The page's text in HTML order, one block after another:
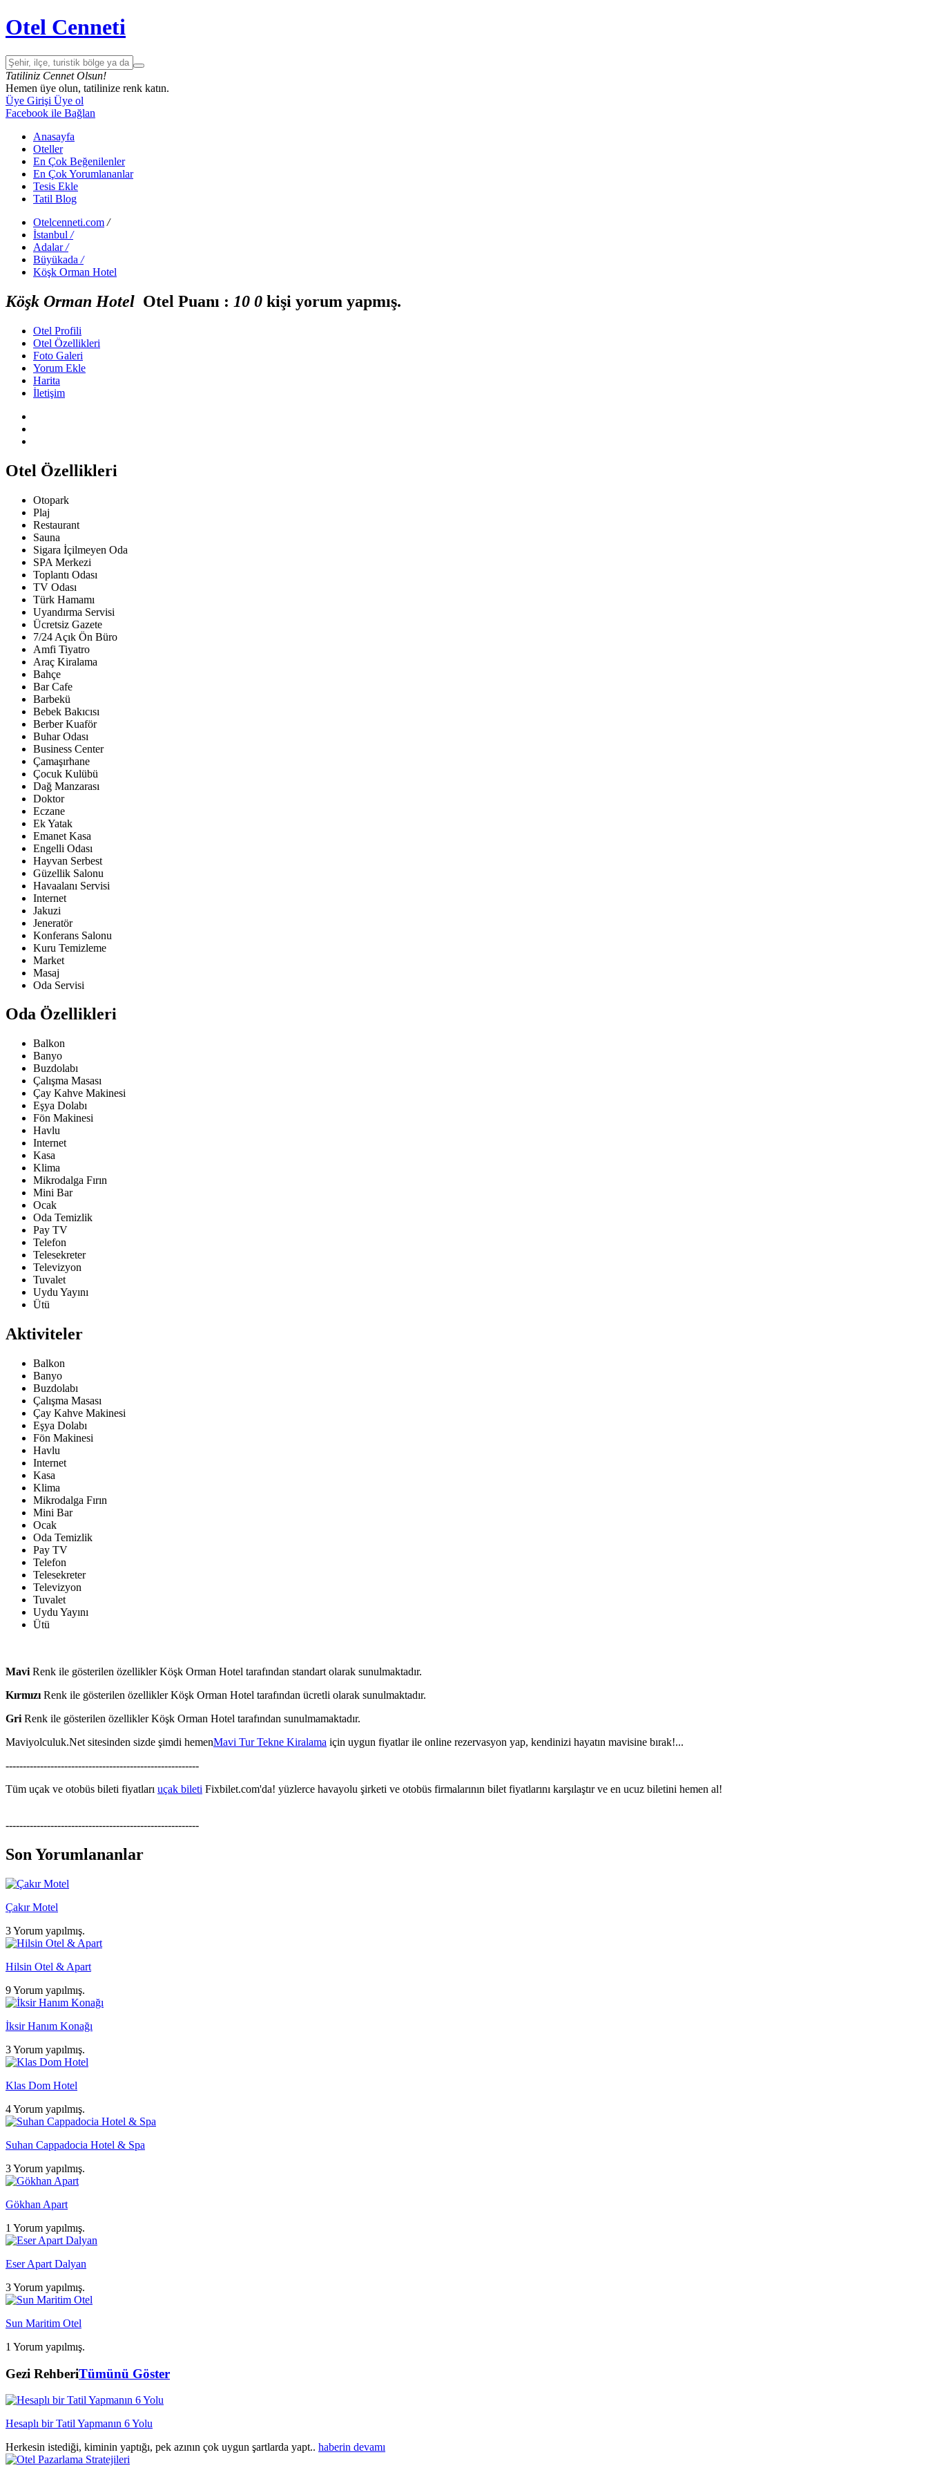
Otel Cenneti
Tatiliniz Cennet Olsun!
Hemen üye olun, tatilinize renk katın.
Üye Girişi Üye ol
Facebook ile Bağlan
Anasayfa
Oteller
En Çok Beğenilenler
En Çok Yorumlananlar
Tesis Ekle
Tatil Blog
Otelcenneti.com /
İstanbul /
Adalar /
Büyükada /
Köşk Orman Hotel
Köşk Orman Hotel Otel Puanı : 10 0 kişi yorum yapmış.
Otel Profili
Otel Özellikleri
Foto Galeri
Yorum Ekle
Harita
İletişim
Otel Özellikleri
Otopark
Plaj
Restaurant
Sauna
Sigara İçilmeyen Oda
SPA Merkezi
Toplantı Odası
TV Odası
Türk Hamamı
Uyandırma Servisi
Ücretsiz Gazete
7/24 Açık Ön Büro
Amfi Tiyatro
Araç Kiralama
Bahçe
Bar Cafe
Barbekü
Bebek Bakıcısı
Berber Kuaför
Buhar Odası
Business Center
Çamaşırhane
Çocuk Kulübü
Dağ Manzarası
Doktor
Eczane
Ek Yatak
Emanet Kasa
Engelli Odası
Hayvan Serbest
Güzellik Salonu
Havaalanı Servisi
Internet
Jakuzi
Jeneratör
Konferans Salonu
Kuru Temizleme
Market
Masaj
Oda Servisi
Oda Özellikleri
Balkon
Banyo
Buzdolabı
Çalışma Masası
Çay Kahve Makinesi
Eşya Dolabı
Fön Makinesi
Havlu
Internet
Kasa
Klima
Mikrodalga Fırın
Mini Bar
Ocak
Oda Temizlik
Pay TV
Telefon
Telesekreter
Televizyon
Tuvalet
Uydu Yayını
Ütü
Aktiviteler
Balkon
Banyo
Buzdolabı
Çalışma Masası
Çay Kahve Makinesi
Eşya Dolabı
Fön Makinesi
Havlu
Internet
Kasa
Klima
Mikrodalga Fırın
Mini Bar
Ocak
Oda Temizlik
Pay TV
Telefon
Telesekreter
Televizyon
Tuvalet
Uydu Yayını
Ütü
Mavi Renk ile gösterilen özellikler Köşk Orman Hotel tarafından standart olarak sunulmaktadır.
Kırmızı Renk ile gösterilen özellikler Köşk Orman Hotel tarafından ücretli olarak sunulmaktadır.
Gri Renk ile gösterilen özellikler Köşk Orman Hotel tarafından sunulmamaktadır.
Maviyolculuk.Net sitesinden sizde şimdi hemenMavi Tur Tekne Kiralama için uygun fiyatlar ile online rezervasyon yap, kendinizi hayatın mavisine bırak!...
--------------------------------------------------------
Tüm uçak ve otobüs bileti fiyatları uçak bileti Fixbilet.com'da! yüzlerce havayolu şirketi ve otobüs firmalarının bilet fiyatlarını karşılaştır ve en ucuz biletini hemen al!
--------------------------------------------------------
Son Yorumlananlar
Çakır Motel
3 Yorum yapılmış.
Hilsin Otel & Apart
9 Yorum yapılmış.
İksir Hanım Konağı
3 Yorum yapılmış.
Klas Dom Hotel
4 Yorum yapılmış.
Suhan Cappadocia Hotel & Spa
3 Yorum yapılmış.
Gökhan Apart
1 Yorum yapılmış.
Eser Apart Dalyan
3 Yorum yapılmış.
Sun Maritim Otel
1 Yorum yapılmış.
Gezi RehberiTümünü Göster
Hesaplı bir Tatil Yapmanın 6 Yolu
Herkesin istediği, kiminin yaptığı, pek azının çok uygun şartlarda yapt.. haberin devamı